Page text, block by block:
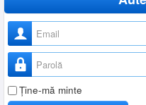
Nume utilizator
Parolă
Ţine-mă minte